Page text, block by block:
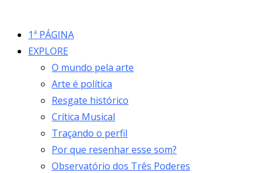
1ª PÁGINA
EXPLORE
O mundo pela arte
Arte é política
Resgate histórico
Crítica Musical
Traçando o perfil
Por que resenhar esse som?
Observatório dos Três Poderes